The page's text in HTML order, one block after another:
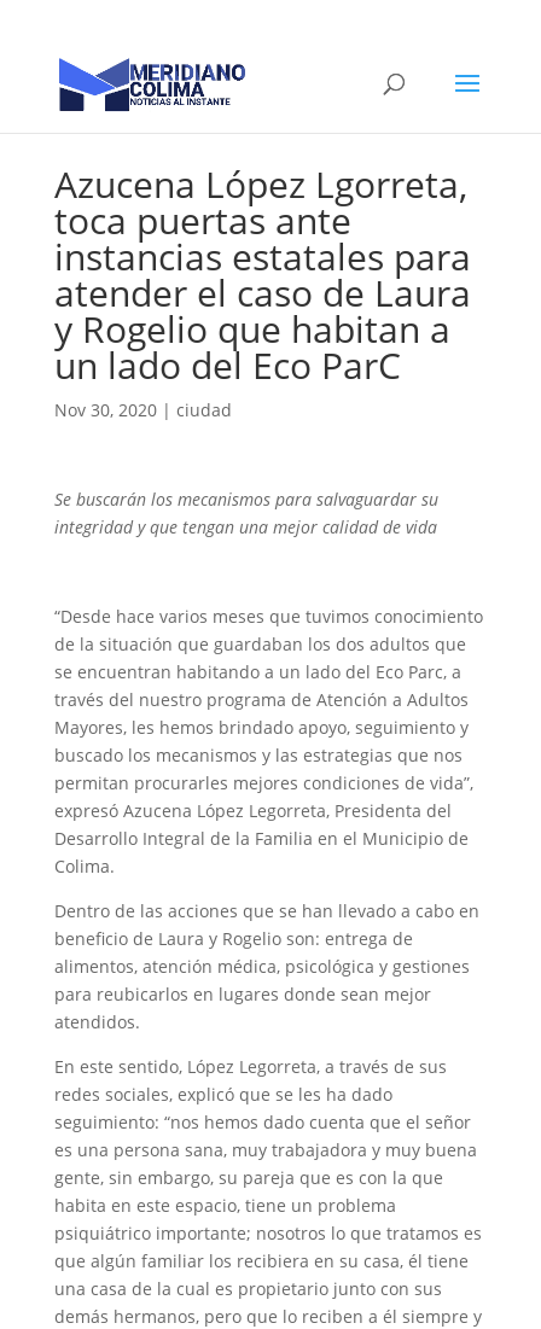
Azucena López Lgorreta,
toca puertas ante
instancias estatales para
atender el caso de Laura
y Rogelio que habitan a
un lado del Eco ParC
Nov 30, 2020| ciudad
Se buscarán los mecanismos para salvaguardar su
integridad y que tengan una mejor calidad de vida
“Desde hace varios meses que tuvimos conocimiento
de la situación que guardaban los dos adultos que
se encuentran habitando a un lado del Eco Parc, a
través del nuestro programa de Atención a Adultos
Mayores, les hemos brindado apoyo, seguimiento y
buscado los mecanismos y las estrategias que nos
permitan procurarles mejores condiciones de vida”,
expresó Azucena López Legorreta, Presidenta del
Desarrollo Integral de la Familia en el Municipio de
Colima.
Dentro de las acciones que se han llevado a cabo en
beneficio de Laura y Rogelio son: entrega de
alimentos, atención médica, psicológica y gestiones
para reubicarlos en lugares donde sean mejor
atendidos.
En este sentido, López Legorreta, a través de sus
redes sociales, explicó que se les ha dado
seguimiento: “nos hemos dado cuenta que el señor
es una persona sana, muy trabajadora y muy buena
gente, sin embargo, su pareja que es con la que
habita en este espacio, tiene un problema
psiquiátrico importante; nosotros lo que tratamos es
que algún familiar los recibiera en su casa, él tiene
una casa de la cual es propietario junto con sus
demás hermanos, pero que lo reciben a él siempre y